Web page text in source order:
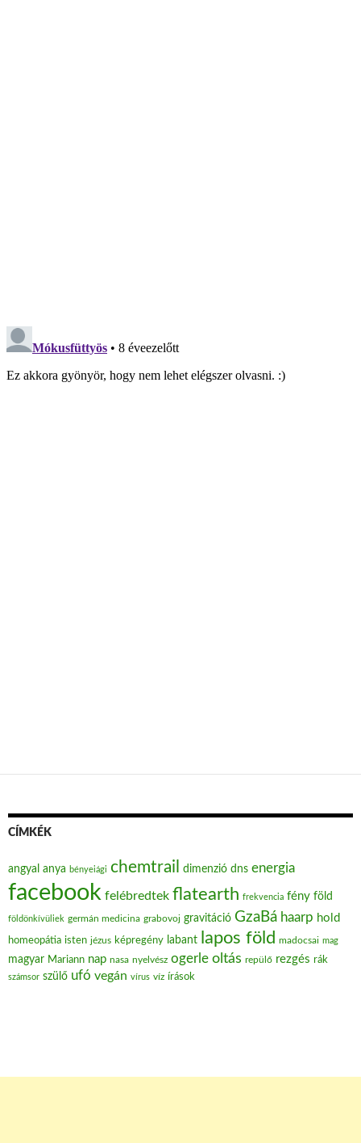
CÍMKÉK
angyal anya bényeiági chemtrail dimenzió dns energia
facebook felébredtek flatearth frekvencia fény föld
földönkívüliek germán medicina grabovoj gravitáció GzaBá haarp hold
homeopátia isten jézus képregény labant lapos föld madocsai mag
magyar Mariann nap nasa nyelvész ogerle oltás repülő rezgés rák
számsor szülő ufó vegán vírus víz írások